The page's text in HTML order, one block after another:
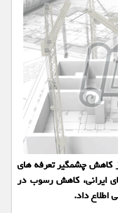
كاهش چشمگیر تعرفه های
ایرانی، كاهش رسوب در
اطلاع داد.